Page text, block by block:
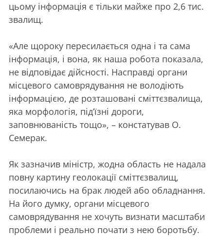
цьому інформація є тільки майже про 2,6 тис.
звалищ.
«Але щороку пересилається одна і та сама
інформація, і вона, як наша робота показала,
не відповідає дійсності. Насправді органи
місцевого самоврядування не володіють
інформацією, де розташовані сміттєзвалища,
яка морфологія, під’їзні дороги,
заповнюваність тощо», – констатував О.
Семерак.
Як зазначив міністр, жодна область не надала
повну картину геолокації сміттєзвалищ,
посилаючись на брак людей або обладнання.
На його думку, органи місцевого
самоврядування не хочуть визнати масштаби
проблеми і реально почати з нею боротьбу.